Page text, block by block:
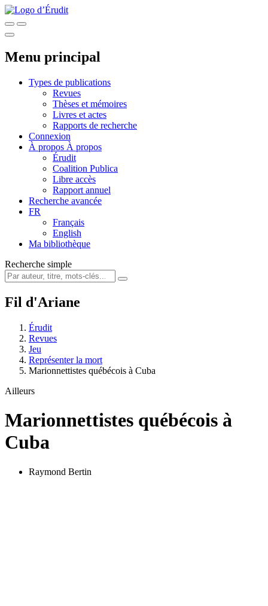
Menu principal
Types de publications
Revues
Thèses et mémoires
Livres et actes
Rapports de recherche
Connexion
À propos À propos
Érudit
Coalition Publica
Libre accès
Rapport annuel
Recherche avancée
FR
Français
English
Ma bibliothèque
Recherche simple
Fil d'Ariane
Érudit
Revues
Jeu
Représenter la mort
Marionnettistes québécois à Cuba
Ailleurs
Marionnettistes québécois à
Cuba
Raymond Bertin